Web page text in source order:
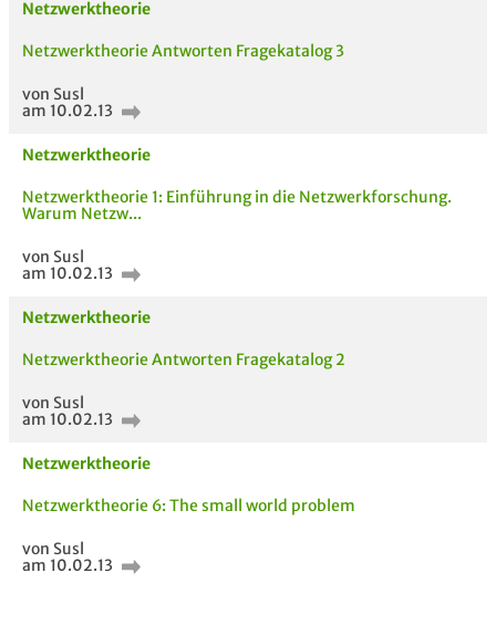
UNTERLAGE
Netzwerktheorie
Netzwerktheorie Antworten Fragekatalog 3
von Susl
am 10.02.13
Netzwerktheorie
Netzwerktheorie 1: Einführung in die Netzwerkforschung.
Warum Netzw...
von Susl
am 10.02.13
Netzwerktheorie
Netzwerktheorie Antworten Fragekatalog 2
von Susl
am 10.02.13
Netzwerktheorie
Netzwerktheorie 6: The small world problem
von Susl
am 10.02.13